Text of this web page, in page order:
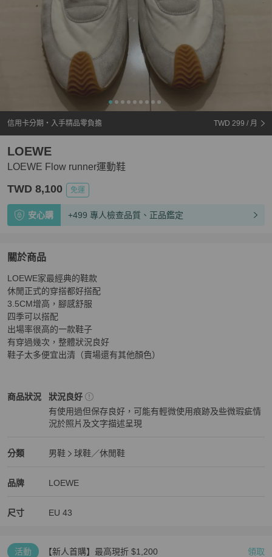
信用卡分期・入手精品零負擔 TWD 299 / 月
LOEWE Flow runner運動鞋
LOEWE
TWD 8,100 免運
安心購 +499 專人檢查品質、正品鑑定
關於商品
關於LOEWE Flow runner運動鞋
LOEWE家最經典的鞋款
休閒正式的穿搭都好搭配
3.5CM增高，腳感舒服
四季可以搭配
出場率很高的一款鞋子
有穿過幾次，整體狀況良好
鞋子太多便宜出清（賣場還有其他顏色）
商品狀況
LOEWE男鞋商品狀態與細節
狀況良好
有使用過但保存良好，可能有輕微使用痕跡及些微瑕疵情
況於照片及文字描述呈現
分類
LOEWE 男鞋分類資訊
男鞋
球鞋／休閒鞋
品牌
LOEWE 精品男鞋品牌介紹
LOEWE
LOEWE 推薦清單
尺寸 EU 43
活動 【新人首購】最高現折 $1,200 領取